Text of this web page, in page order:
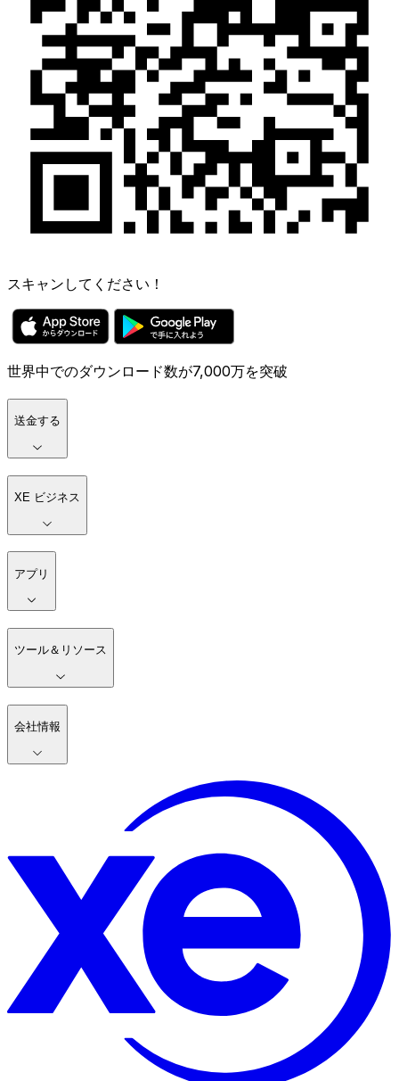
スキャンしてください！
世界中でのダウンロード数が7,000万を突破
送金する
XE ビジネス
アプリ
ツール＆リソース
会社情報